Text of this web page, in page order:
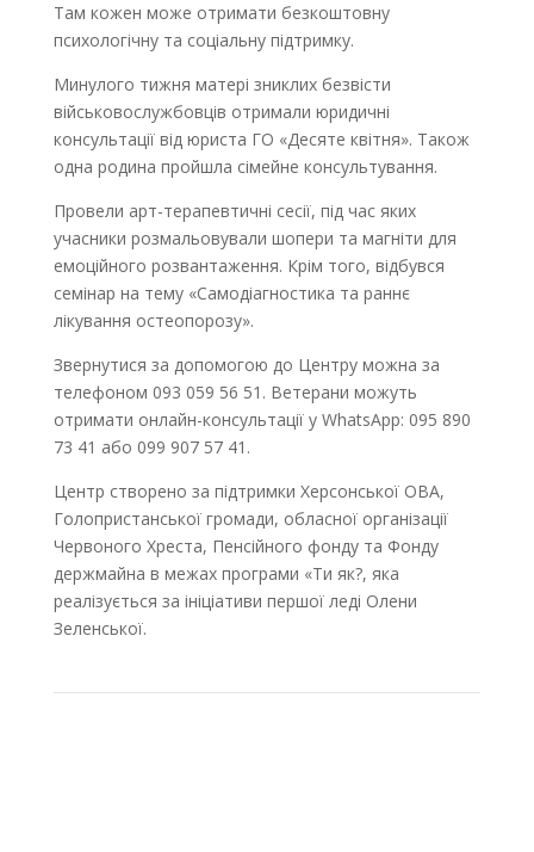
Там кожен може отримати безкоштовну
психологічну та соціальну підтримку.
Минулого тижня матері зниклих безвісти
військовослужбовців отримали юридичні
консультації від юриста ГО «Десяте квітня». Також
одна родина пройшла сімейне консультування.
Провели арт-терапевтичні сесії, під час яких
учасники розмальовували шопери та магніти для
емоційного розвантаження. Крім того, відбувся
семінар на тему «Самодіагностика та раннє
лікування остеопорозу».
Звернутися за допомогою до Центру можна за
телефоном 093 059 56 51. Ветерани можуть
отримати онлайн-консультації у WhatsApp: 095 890
73 41 або 099 907 57 41.
Центр створено за підтримки Херсонської ОВА,
Голопристанської громади, обласної організації
Червоного Хреста, Пенсійного фонду та Фонду
держмайна в межах програми «Ти як?, яка
реалізується за ініціативи першої леді Олени
Зеленської.